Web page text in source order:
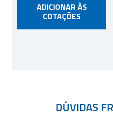
ADICIONAR ÀS
COTAÇÕES
DÚVIDAS